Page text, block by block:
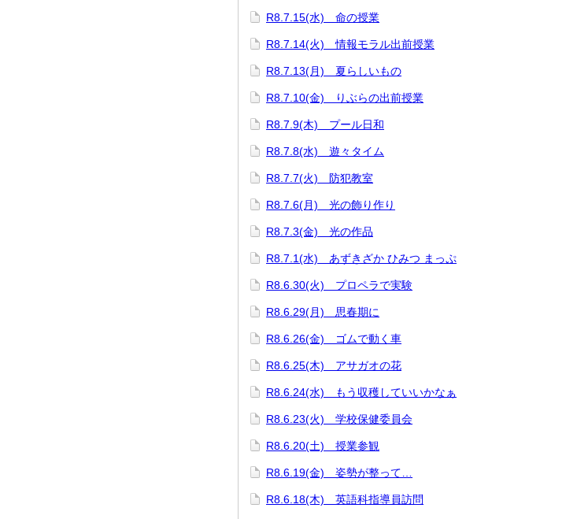
R8.7.15(水) 命の授業
R8.7.14(火) 情報モラル出前授業
R8.7.13(月) 夏らしいもの
R8.7.10(金) りぶらの出前授業
R8.7.9(木) プール日和
R8.7.8(水) 遊々タイム
R8.7.7(火) 防犯教室
R8.7.6(月) 光の飾り作り
R8.7.3(金) 光の作品
R8.7.1(水) あずきざか ひみつ まっぷ
R8.6.30(火) プロペラで実験
R8.6.29(月) 思春期に
R8.6.26(金) ゴムで動く車
R8.6.25(木) アサガオの花
R8.6.24(水) もう収穫していいかなぁ
R8.6.23(火) 学校保健委員会
R8.6.20(土) 授業参観
R8.6.19(金) 姿勢が整って…
R8.6.18(木) 英語科指導員訪問